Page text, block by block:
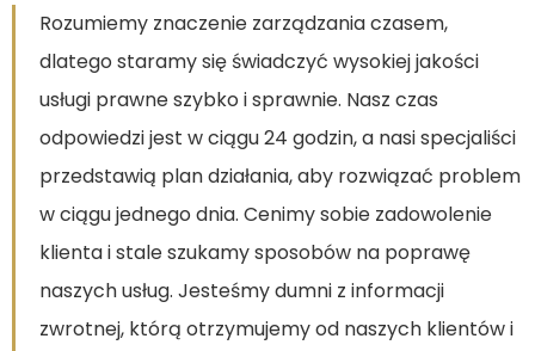
Rozumiemy znaczenie zarządzania czasem,
dlatego staramy się świadczyć wysokiej jakości
usługi prawne szybko i sprawnie. Nasz czas
odpowiedzi jest w ciągu 24 godzin, a nasi specjaliści
przedstawią plan działania, aby rozwiązać problem
w ciągu jednego dnia. Cenimy sobie zadowolenie
klienta i stale szukamy sposobów na poprawę
naszych usług. Jesteśmy dumni z informacji
zwrotnej, którą otrzymujemy od naszych klientów i